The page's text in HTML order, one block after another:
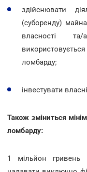
здійснювати
(суборенду)
власності
ломбарду;
інвестувати
Також зміниться
ломбарду:
1 мільйон